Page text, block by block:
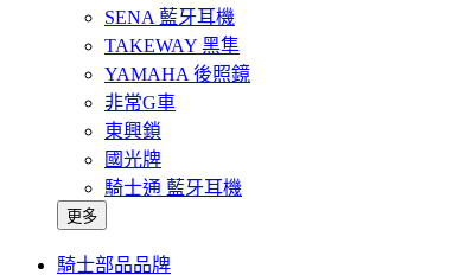
SENA 藍牙耳機
TAKEWAY 黑隼
YAMAHA 後照鏡
非常G車
東興鎖
國光牌
騎士通 藍牙耳機
更多
騎士部品品牌